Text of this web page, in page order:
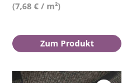
(7,68 € / m²)
Zum Produkt